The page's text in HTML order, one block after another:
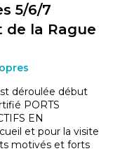
5/6/7
de la Rague
déroulée début
PORTS
EN
et pour la visite
motivés et forts